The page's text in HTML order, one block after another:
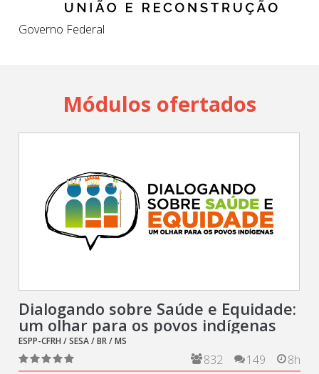
Governo Federal
Módulos ofertados
Dialogando sobre Saúde e Equidade:
um olhar para os povos indígenas
ESPP-CFRH / SESA / BR / MS
8h
149
832